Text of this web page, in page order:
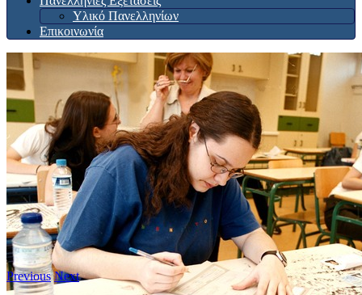
Υλικό Πανελληνίων
Επικοινωνία
Previous Next